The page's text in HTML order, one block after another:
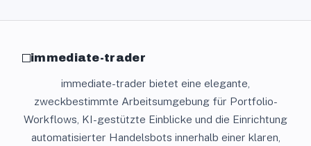
immediate-trader
immediate-trader bietet eine elegante,
zweckbestimmte Arbeitsumgebung für Portfolio-
Workflows, KI-gestützte Einblicke und die Einrichtung
automatisierter Handelsbots innerhalb einer klaren,